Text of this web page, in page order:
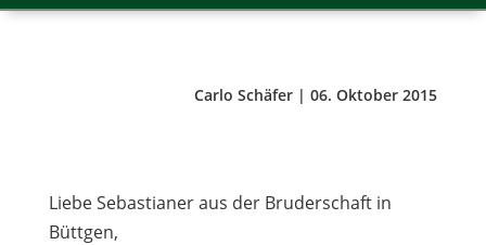
Carlo Schäfer | 06. Oktober 2015
Liebe Sebas­tia­ner aus der Bru­der­schaft in
Büttgen,